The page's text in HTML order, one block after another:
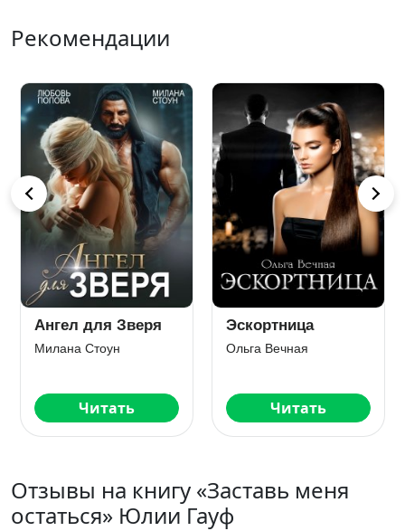
Рекомендации
Ангел для Зверя
Милана Стоун
Читать
Эскортница
Ольга Вечная
Читать
Отзывы на книгу «Заставь меня
остаться» Юлии Гауф